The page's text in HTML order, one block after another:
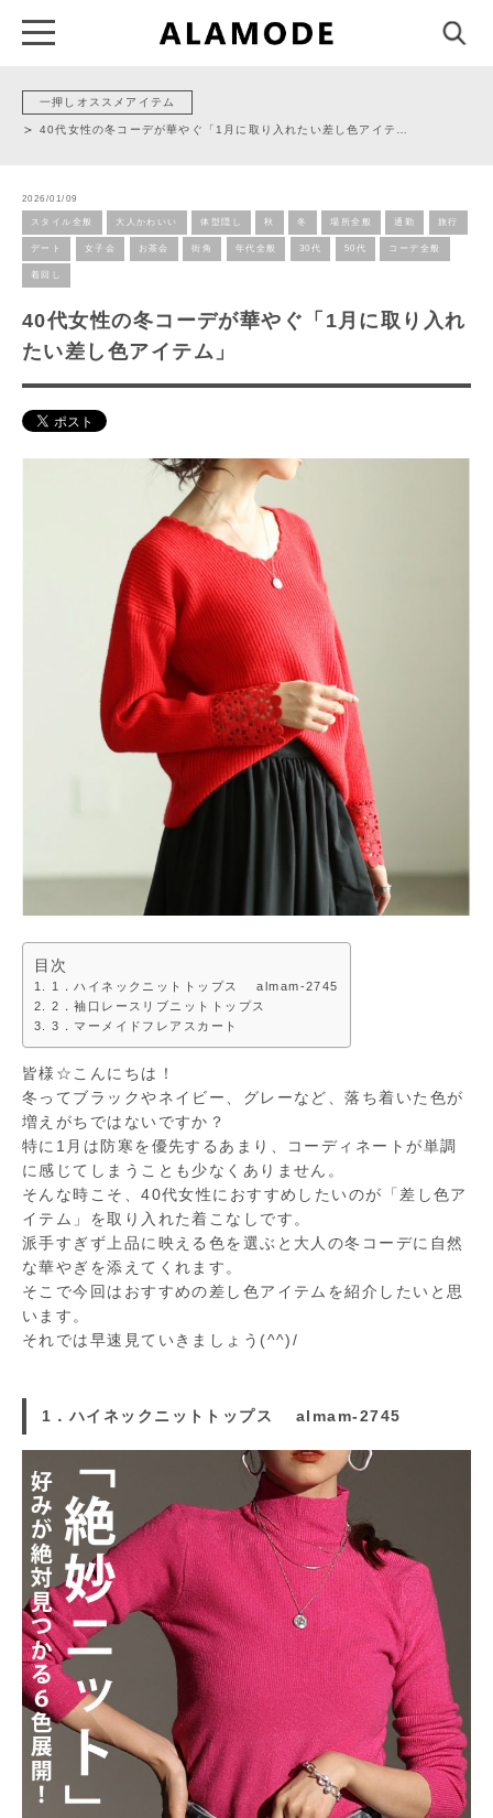
一押しオススメアイテム
40代女性の冬コーデが華やぐ「1月に取り入れたい差し色アイテ…
2026/01/09
スタイル全般 大人かわいい 体型隠し 秋 冬 場所全般 通勤 旅行
デート 女子会 お茶会 街角 年代全般 30代 50代 コーデ全般
着回し
40代女性の冬コーデが華やぐ「1月に取り入れ
たい差し色アイテム」
目次
1．ハイネックニットトップス almam-2745
2．袖口レースリブニットトップス
3．マーメイドフレアスカート
皆様☆こんにちは！
冬ってブラックやネイビー、グレーなど、落ち着いた色が
増えがちではないですか？
特に1月は防寒を優先するあまり、コーディネートが単調
に感じてしまうことも少なくありません。
そんな時こそ、40代女性におすすめしたいのが「差し色ア
イテム」を取り入れた着こなしです。
派手すぎず上品に映える色を選ぶと大人の冬コーデに自然
な華やぎを添えてくれます。
そこで今回はおすすめの差し色アイテムを紹介したいと思
います。
それでは早速見ていきましょう(^^)/
1．ハイネックニットトップス almam-2745